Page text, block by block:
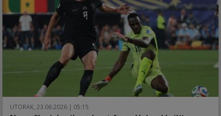
UTORAK, 23.06.2026 | 05:15